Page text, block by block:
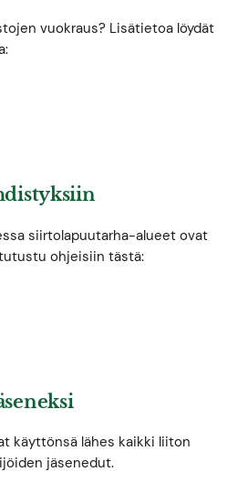
vuokraus? Lisätietoa löydät
siirtolapuutarha-alueet ovat
ohjeisiin tästä:
käyttönsä lähes kaikki liiton
jäsenedut.